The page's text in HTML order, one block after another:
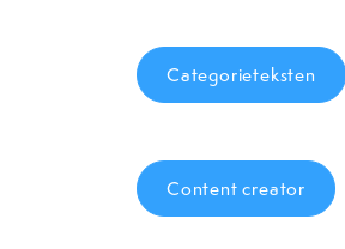
Categorieteksten
Content creator